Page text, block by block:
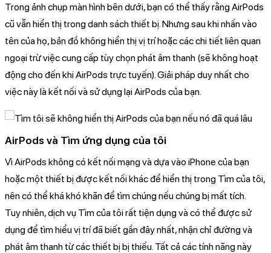
Trong ảnh chụp màn hình bên dưới, bạn có thể thấy rằng AirPods
cũ vẫn hiển thị trong danh sách thiết bị. Nhưng sau khi nhấn vào
tên của họ, bản đồ không hiển thị vị trí hoặc các chi tiết liên quan
ngoại trừ việc cung cấp tùy chọn phát âm thanh (sẽ không hoạt
động cho đến khi AirPods trực tuyến). Giải pháp duy nhất cho
việc này là kết nối và sử dụng lại AirPods của bạn.
AirPods và Tìm ứng dụng của tôi
Vì AirPods không có kết nối mạng và dựa vào iPhone của bạn
hoặc một thiết bị được kết nối khác để hiển thị trong Tìm của tôi,
nên có thể khá khó khăn để tìm chúng nếu chúng bị mất tích.
Tuy nhiên, dịch vụ Tìm của tôi rất tiện dụng và có thể được sử
dụng để tìm hiểu vị trí đã biết gần đây nhất, nhận chỉ đường và
phát âm thanh từ các thiết bị bị thiếu. Tất cả các tính năng này